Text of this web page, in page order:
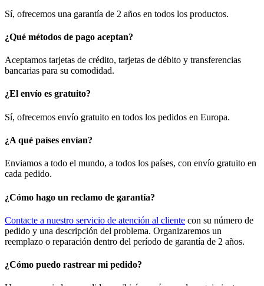
Sí, ofrecemos una garantía de 2 años en todos los productos.
¿Qué métodos de pago aceptan?
Aceptamos tarjetas de crédito, tarjetas de débito y transferencias
bancarias para su comodidad.
¿El envío es gratuito?
Sí, ofrecemos envío gratuito en todos los pedidos en Europa.
¿A qué países envían?
Enviamos a todo el mundo, a todos los países, con envío gratuito en
cada pedido.
¿Cómo hago un reclamo de garantía?
Contacte a nuestro servicio de atención al cliente con su número de
pedido y una descripción del problema. Organizaremos un
reemplazo o reparación dentro del período de garantía de 2 años.
¿Cómo puedo rastrear mi pedido?